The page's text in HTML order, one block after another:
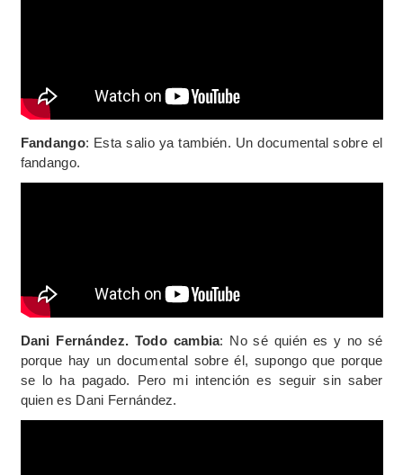
Fandango: Esta salio ya también. Un documental sobre el
fandango.
Dani Fernández. Todo cambia: No sé quién es y no sé
porque hay un documental sobre él, supongo que porque
se lo ha pagado. Pero mi intención es seguir sin saber
quien es Dani Fernández.